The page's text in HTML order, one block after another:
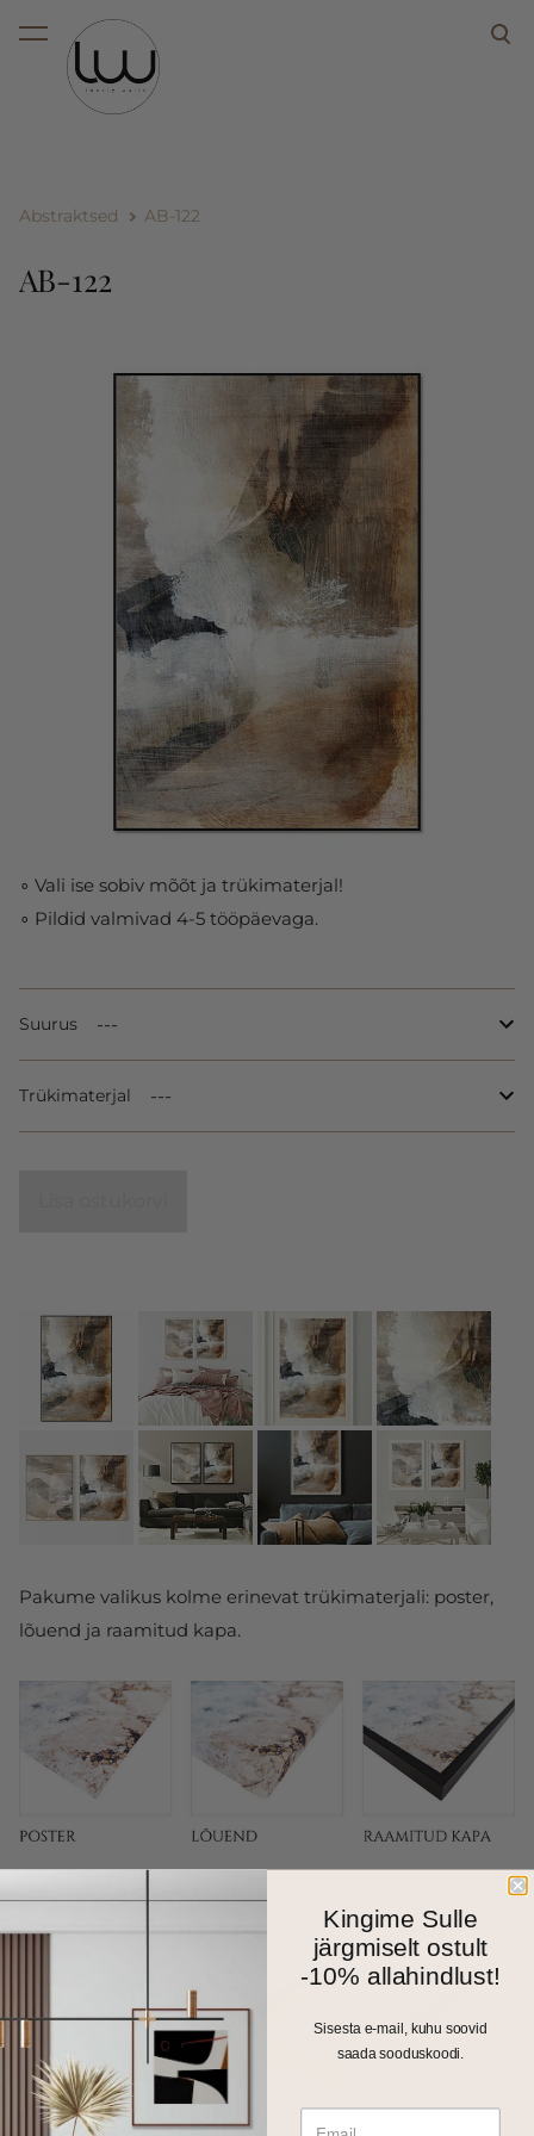
lisati ostukorvi.
Abstraktsed AB-122
Pakume valikus kolme erinevat trükimaterjali: poster,
lõuend ja raamitud kapa.
Fotokapal on kitsas 1cm harjatud alumiiniumraam.
Valikus on matt must, kuldne ja hõbedane toon.
AB-122
∘ Vali ise sobiv mõõt ja trükimaterjal!
∘ Pildid valmivad 4-5 tööpäevaga.
Suurus
Trükimaterjal
Kingime Sulle
järgmiselt ostult
-10% allahindlust!
Sisesta e-mail, kuhu soovid
saada sooduskoodi.